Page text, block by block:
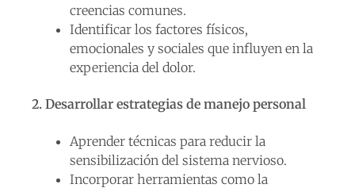
creencias comunes.
Identificar los factores físicos,
emocionales y sociales que influyen en la
experiencia del dolor.
2. Desarrollar estrategias de manejo personal
Aprender técnicas para reducir la
sensibilización del sistema nervioso.
Incorporar herramientas como la